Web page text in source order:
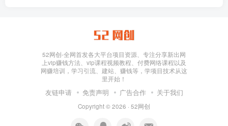
52网创-全网首发各大平台项目资源、专注分享新出网
上vip赚钱方法、vip课程视频教程、付费网络课程以及
网赚培训，学习引流、建站、赚钱等，学项目技术从这
里开始！
友链申请 免责声明 广告合作 关于我们
Copyright © 2026 · 52网创